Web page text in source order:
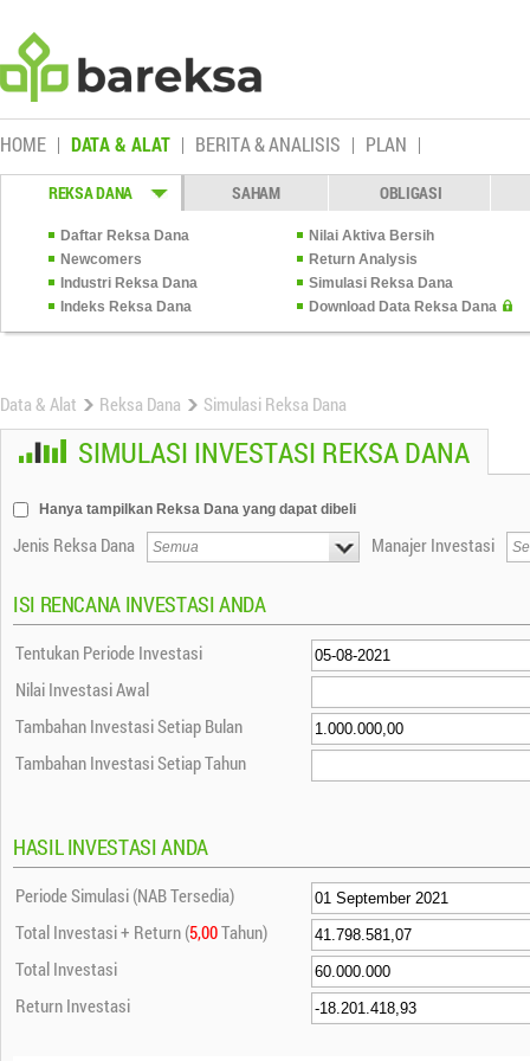
HOME DATA & ALAT BERITA & ANALISIS PLAN
REKSA DANA SAHAM OBLIGASI
Daftar Reksa Dana
Nilai Aktiva Bersih
Newcomers
Return Analysis
Industri Reksa Dana
Simulasi Reksa Dana
Indeks Reksa Dana
Download Data Reksa Dana
Data & Alat Reksa Dana Simulasi Reksa Dana
SIMULASI INVESTASI REKSA DANA
Hanya tampilkan Reksa Dana yang dapat dibeli
Jenis Reksa Dana Manajer Investasi
ISI RENCANA INVESTASI ANDA
Tentukan Periode Investasi
Nilai Investasi Awal
Tambahan Investasi Setiap Bulan
Tambahan Investasi Setiap Tahun
HASIL INVESTASI ANDA
Periode Simulasi (NAB Tersedia)
Total Investasi + Return (5,00Tahun)
Total Investasi
Return Investasi